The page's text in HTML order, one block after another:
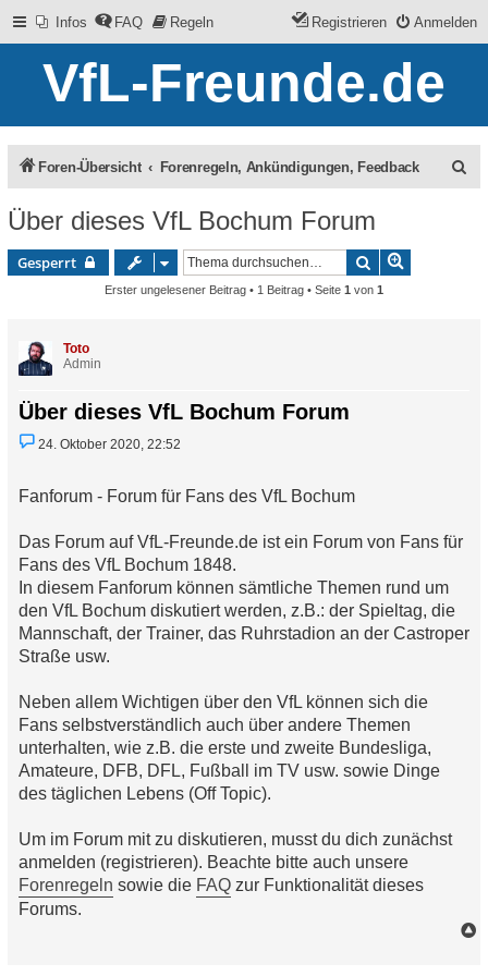
Infos FAQ Regeln Anmelden
Registrieren
VfL-Freunde.de
Foren-Übersicht Forenregeln, Ankündigungen, Feedback
Über dieses VfL Bochum Forum
Gesperrt Suche
Erster ungelesener Beitrag • 1 Beitrag • Seite 1 von 1
Toto
Admin
Über dieses VfL Bochum Forum
U
l
e
n
r
B
i
t
g
24. Oktober 2020, 22:52
Fanforum - Forum für Fans des VfL Bochum
Das Forum auf VfL-Freunde.de ist ein Forum von Fans für
Fans des VfL Bochum 1848.
In diesem Fanforum können sämtliche Themen rund um
den VfL Bochum diskutiert werden, z.B.: der Spieltag, die
Mannschaft, der Trainer, das Ruhrstadion an der Castroper
Straße usw.
Neben allem Wichtigen über den VfL können sich die
Fans selbstverständlich auch über andere Themen
unterhalten, wie z.B. die erste und zweite Bundesliga,
Amateure, DFB, DFL, Fußball im TV usw. sowie Dinge
des täglichen Lebens (Off Topic).
Um im Forum mit zu diskutieren, musst du dich zunächst
anmelden (registrieren). Beachte bitte auch unsere
Forenregeln sowie die FAQ zur Funktionalität dieses
Forums.